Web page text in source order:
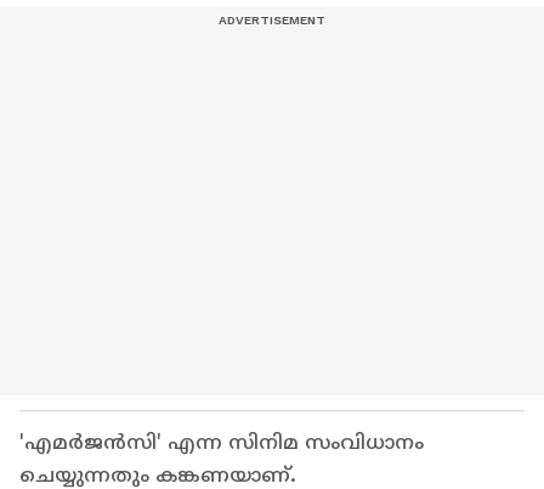
'എമര്‍ജൻസി' എന്ന സിനിമ സംവിധാനം
ചെയ്യുന്നതും കങ്കണയാണ്.